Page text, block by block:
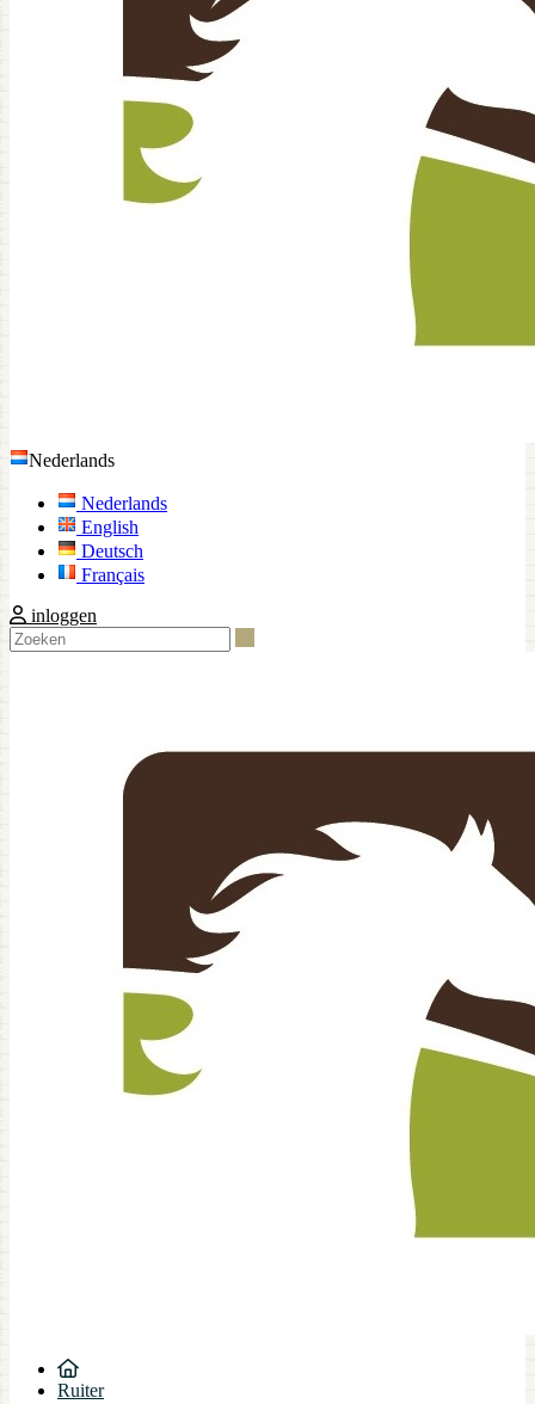
Nederlands
Nederlands
English
Deutsch
Français
inloggen
Ruiter